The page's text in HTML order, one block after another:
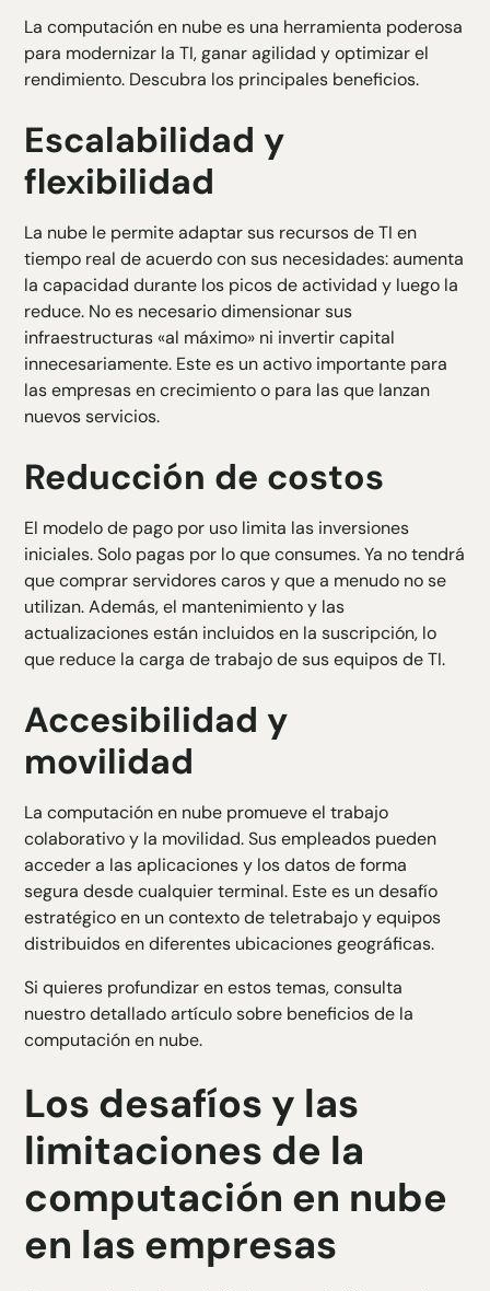
La computación en nube es una herramienta poderosa
para modernizar la TI, ganar agilidad y optimizar el
rendimiento. Descubra los principales beneficios.
Escalabilidad y
flexibilidad
La nube le permite adaptar sus recursos de TI en
tiempo real de acuerdo con sus necesidades: aumenta
la capacidad durante los picos de actividad y luego la
reduce. No es necesario dimensionar sus
infraestructuras «al máximo» ni invertir capital
innecesariamente. Este es un activo importante para
las empresas en crecimiento o para las que lanzan
nuevos servicios.
Reducción de costos
El modelo de pago por uso limita las inversiones
iniciales. Solo pagas por lo que consumes. Ya no tendrá
que comprar servidores caros y que a menudo no se
utilizan. Además, el mantenimiento y las
actualizaciones están incluidos en la suscripción, lo
que reduce la carga de trabajo de sus equipos de TI.
Accesibilidad y
movilidad
La computación en nube promueve el trabajo
colaborativo y la movilidad. Sus empleados pueden
acceder a las aplicaciones y los datos de forma
segura desde cualquier terminal. Este es un desafío
estratégico en un contexto de teletrabajo y equipos
distribuidos en diferentes ubicaciones geográficas.
Si quieres profundizar en estos temas, consulta
nuestro detallado artículo sobre beneficios de la
computación en nube.
Los desafíos y las
limitaciones de la
computación en nube
en las empresas